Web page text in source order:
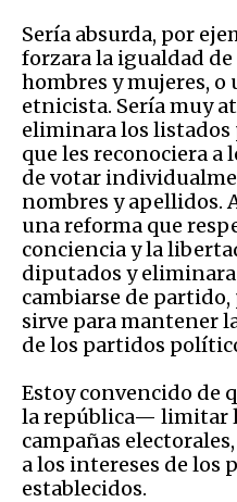
Sería absurda, por
forzara la igualdad
hombres y mujeres,
etnicista. Sería muy
eliminara los
que les reconociera a
de votar
nombres y apellidos.
una reforma que
conciencia y la
diputados y
cambiarse de
sirve para mantener
de los partidos
Estoy convencido de
la república— limitar
campañas
a los intereses de los
establecidos.